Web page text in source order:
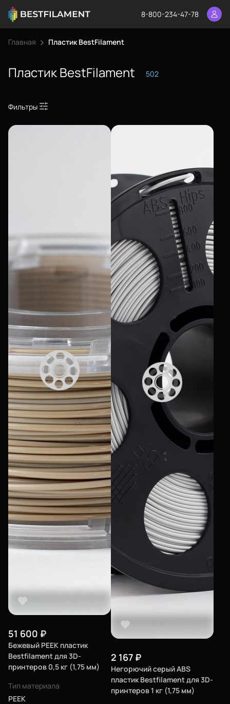
8-800-234-47-78
Главная Пластик BestFilament
Пластик BestFilament 502
Фильтры
51 600 ₽
Бежевый PEEK пластик
Bestfilament для 3D-
принтеров 0,5 кг (1,75 мм)
Тип материала
PEEK
2 167 ₽
Негорючий серый ABS
пластик Bestfilament для 3D-
принтеров 1 кг (1,75 мм)